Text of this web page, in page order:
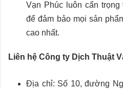
Vạn Phúc luôn cẩn
để đảm bảo mọi sản
cao nhất.
Liên hệ Công ty Dịch Thuật
Địa chỉ: Số 10, đường